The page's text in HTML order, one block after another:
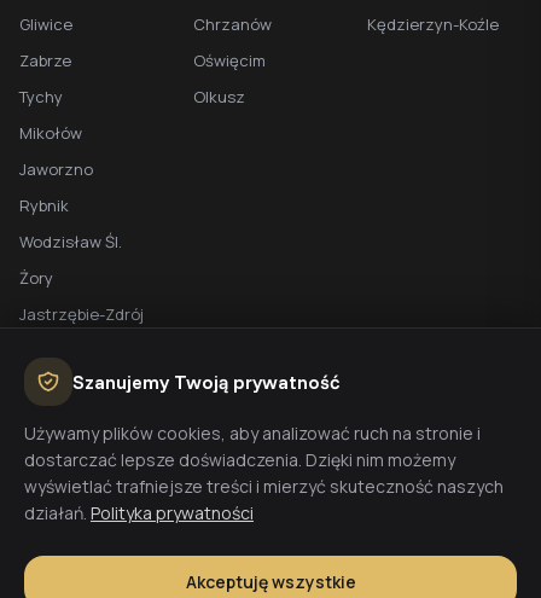
Gliwice
Zabrze
Tychy
Mikołów
Jaworzno
Rybnik
Wodzisław Śl.
Żory
Jastrzębie-Zdrój
Chrzanów
Oświęcim
Olkusz
Kędzierzyn-Koźle
BEZPŁATNA WYCENA
Planujesz budowę domu? Skontaktuj się z nami - przygotujemy
wycenę w 48h.
Wyceń budowę
Szanujemy Twoją prywatność
Używamy plików cookies, aby analizować ruch na stronie i
dostarczać lepsze doświadczenia. Dzięki nim możemy
wyświetlać trafniejsze treści i mierzyć skuteczność naszych
działań. Polityka prywatności
Akceptuję wszystkie